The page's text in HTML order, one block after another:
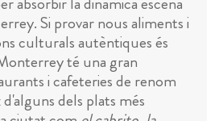
Si provar nous aliments i
culturals autèntiques és
té una gran
i cafeteries de renom
dels plats més